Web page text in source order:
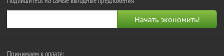
Принимаем к оплате: